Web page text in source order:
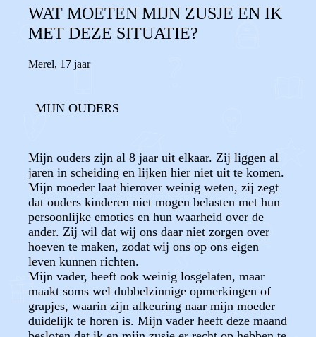
WAT MOETEN MIJN ZUSJE EN IK
MET DEZE SITUATIE?
Merel, 17 jaar
MIJN OUDERS
Mijn ouders zijn al 8 jaar uit elkaar. Zij liggen al
jaren in scheiding en lijken hier niet uit te komen.
Mijn moeder laat hierover weinig weten, zij zegt
dat ouders kinderen niet mogen belasten met hun
persoonlijke emoties en hun waarheid over de
ander. Zij wil dat wij ons daar niet zorgen over
hoeven te maken, zodat wij ons op ons eigen
leven kunnen richten.
Mijn vader, heeft ook weinig losgelaten, maar
maakt soms wel dubbelzinnige opmerkingen of
grapjes, waarin zijn afkeuring naar mijn moeder
duidelijk te horen is. Mijn vader heeft deze maand